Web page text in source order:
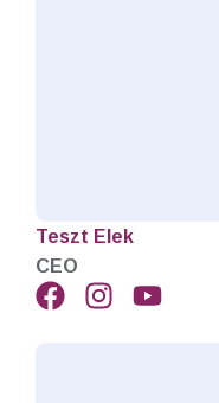
Teszt Elek
CEO